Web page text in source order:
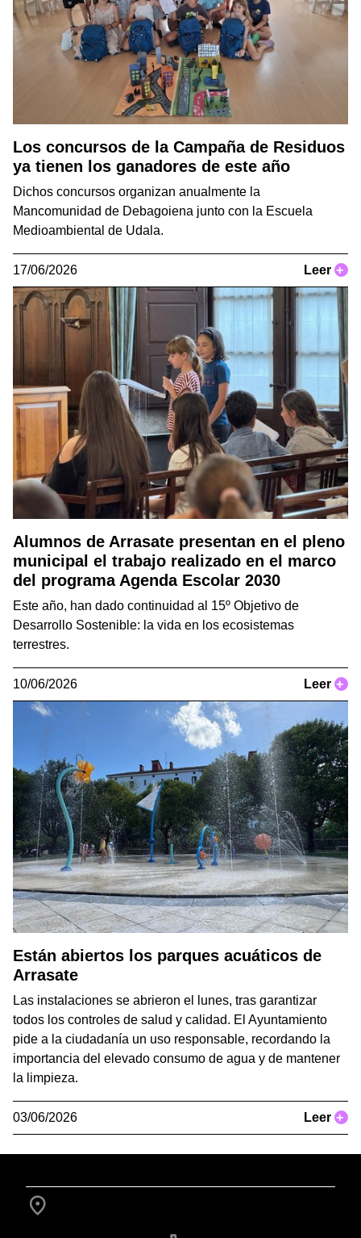
Los concursos de la Campaña de Residuos
ya tienen los ganadores de este año
Dichos concursos organizan anualmente la
Mancomunidad de Debagoiena junto con la Escuela
Medioambiental de Udala.
17/06/2026 Leer +
Alumnos de Arrasate presentan en el pleno
municipal el trabajo realizado en el marco
del programa Agenda Escolar 2030
Este año, han dado continuidad al 15º Objetivo de
Desarrollo Sostenible: la vida en los ecosistemas
terrestres.
10/06/2026 Leer +
Están abiertos los parques acuáticos de
Arrasate
Las instalaciones se abrieron el lunes, tras garantizar
todos los controles de salud y calidad. El Ayuntamiento
pide a la ciudadanía un uso responsable, recordando la
importancia del elevado consumo de agua y de mantener
la limpieza.
03/06/2026 Leer +